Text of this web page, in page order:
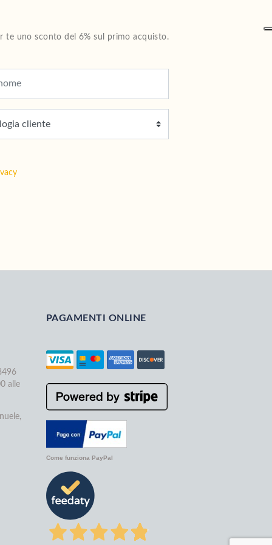
te uno sconto del 6% sul primo acquisto.
alle
PAGAMENTI ONLINE
Come funziona PayPal